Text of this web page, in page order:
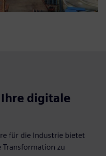
Ihre digitale
für die Industrie bietet
Transformation zu